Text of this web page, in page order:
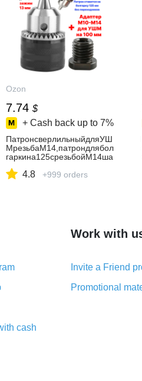
Ozon
7.74 $
+ Cash back up to 7%
ПатронсверлильныйдляУШ
МрезьбаМ14,патрондлябол
гаркина125срезьбойМ14ша
4.8 +999 orders
cash
Work with
Invite a Friend
Promotional